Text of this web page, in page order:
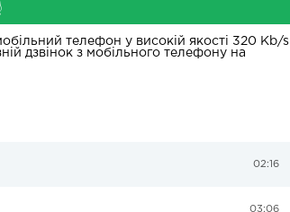
телефон у високій якості 320 Kb/s
дзвінок з мобільного телефону на
02:16
03:06